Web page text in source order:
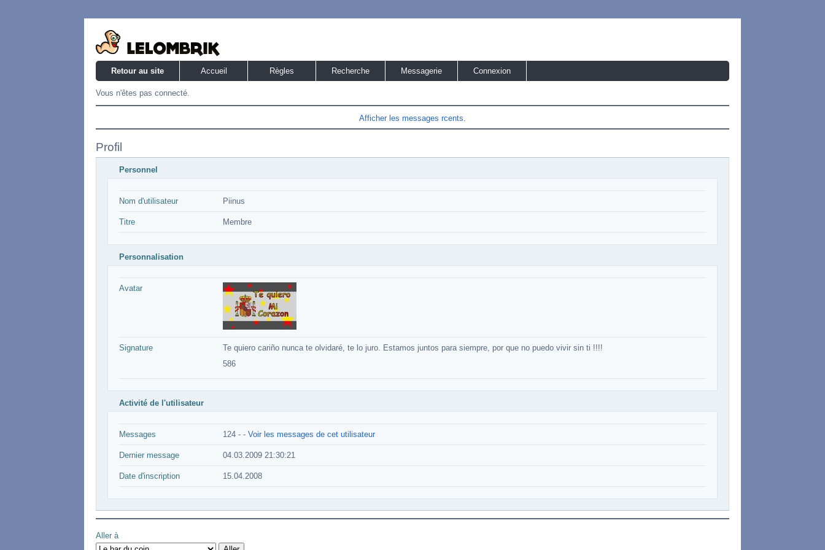
Retour au site Accueil Règles Recherche Messagerie Connexion
Vous n'êtes pas connecté.
Afficher les messages rcents.
Profil
Personnel
Nom d'utilisateur Piinus
Titre Membre
Personnalisation
Avatar
Signature
Te quiero cariño nunca te olvidaré, te lo juro. Estamos juntos para siempre, por que no puedo vivir sin ti !!!!
586
Activité de l'utilisateur
Messages 124 - - Voir les messages de cet utilisateur
Dernier message 04.03.2009 21:30:21
Date d'inscription 15.04.2008
Aller à